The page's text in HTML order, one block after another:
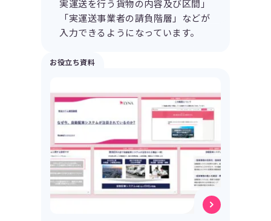
実運送を行う貨物の内容及び区間」
「実運送事業者の請負階層」などが
入力できるようになっています。
お役立ち資料